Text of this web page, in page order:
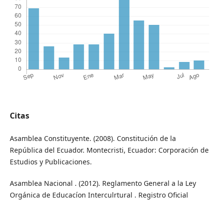
Citas
Asamblea Constituyente. (2008). Constitución de la
República del Ecuador. Montecristi, Ecuador: Corporación de
Estudios y Publicaciones.
Asamblea Nacional . (2012). Reglamento General a la Ley
Orgánica de Educacíon Interculrtural . Registro Oficial